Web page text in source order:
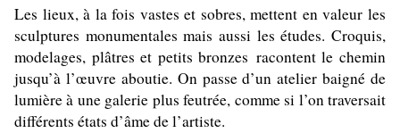
Les lieux, à la fois vastes et sobres, mettent en valeur les
sculptures monumentales mais aussi les études. Croquis,
modelages, plâtres et petits bronzes racontent le chemin
jusqu’à l’œuvre aboutie. On passe d’un atelier baigné de
lumière à une galerie plus feutrée, comme si l’on traversait
différents états d’âme de l’artiste.